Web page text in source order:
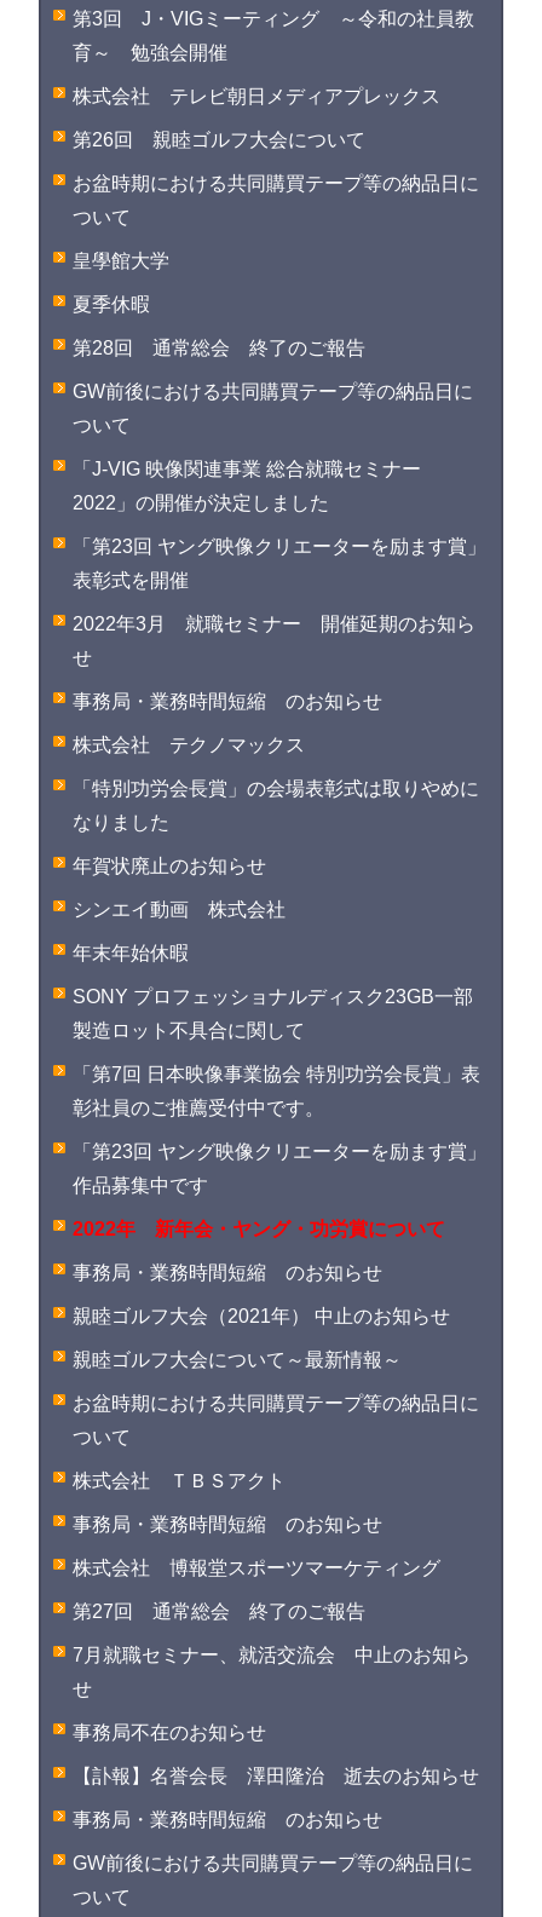
第3回 J・VIGミーティング ～令和の社員教
育～ 勉強会開催
株式会社 テレビ朝日メディアプレックス
第26回 親睦ゴルフ大会について
お盆時期における共同購買テープ等の納品日に
ついて
皇學館大学
夏季休暇
第28回 通常総会 終了のご報告
GW前後における共同購買テープ等の納品日に
ついて
「J-VIG 映像関連事業 総合就職セミナー
2022」の開催が決定しました
「第23回 ヤング映像クリエーターを励ます賞」
表彰式を開催
2022年3月 就職セミナー 開催延期のお知ら
せ
事務局・業務時間短縮 のお知らせ
株式会社 テクノマックス
「特別功労会長賞」の会場表彰式は取りやめに
なりました
年賀状廃止のお知らせ
シンエイ動画 株式会社
年末年始休暇
SONY プロフェッショナルディスク23GB一部
製造ロット不具合に関して
「第7回 日本映像事業協会 特別功労会長賞」表
彰社員のご推薦受付中です。
「第23回 ヤング映像クリエーターを励ます賞」
作品募集中です
2022年 新年会・ヤング・功労賞について
事務局・業務時間短縮 のお知らせ
親睦ゴルフ大会（2021年） 中止のお知らせ
親睦ゴルフ大会について～最新情報～
お盆時期における共同購買テープ等の納品日に
ついて
株式会社 ＴＢＳアクト
事務局・業務時間短縮 のお知らせ
株式会社 博報堂スポーツマーケティング
第27回 通常総会 終了のご報告
7月就職セミナー、就活交流会 中止のお知ら
せ
事務局不在のお知らせ
【訃報】名誉会長 澤田隆治 逝去のお知らせ
事務局・業務時間短縮 のお知らせ
GW前後における共同購買テープ等の納品日に
ついて